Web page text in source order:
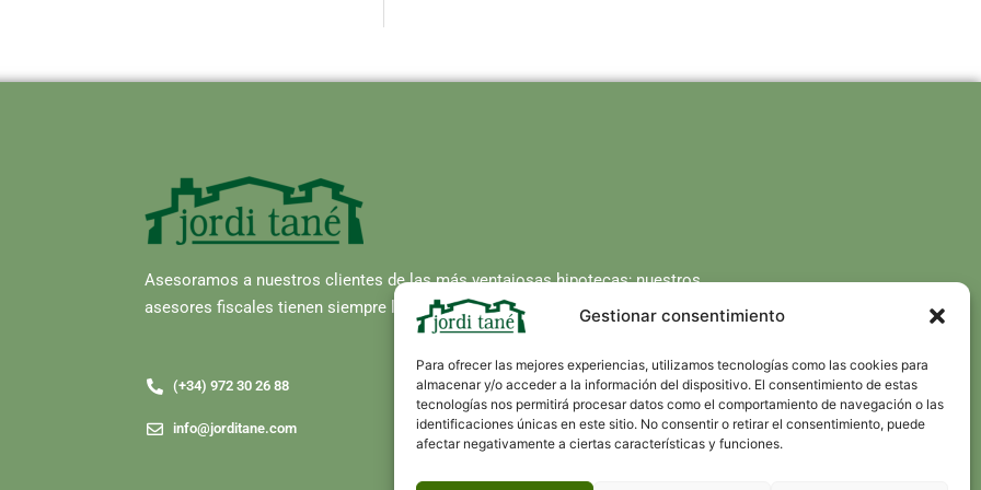
Gestionar consentimiento
Para ofrecer las mejores experiencias, utilizamos tecnologías como las cookies para
almacenar y/o acceder a la información del dispositivo. El consentimiento de estas
tecnologías nos permitirá procesar datos como el comportamiento de navegación o las
identificaciones únicas en este sitio. No consentir o retirar el consentimiento, puede
afectar negativamente a ciertas características y funciones.
Asesoramos a nuestros clientes de las más ventajosas hipotecas; nuestros
asesores fiscales tienen siempre la solución para la compra de su vivienda.
(+34) 972 30 26 88
info@jorditane.com